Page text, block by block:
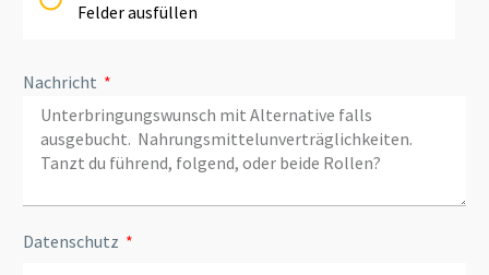
Felder ausfüllen
Nachricht
Datenschutz